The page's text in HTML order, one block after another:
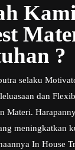
?
selaku
dan
Materi.
meningkatkan
In House